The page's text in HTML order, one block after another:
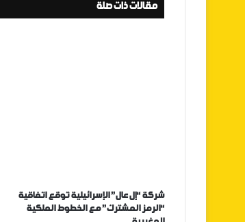
مقالات ذات صلة
شركة “إل عال” الإسرائيلية توقع اتفاقية
“الرمز المشترك” مع الخطوط الملكية